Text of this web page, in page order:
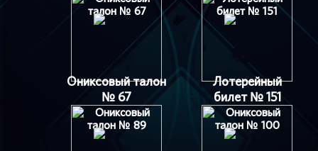
Ониксовый талон
№ 67
Лотерейный
билет № 151